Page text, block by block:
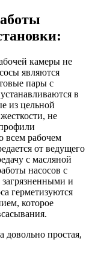
камеры не
являются
пары с
в
из цельной
не
всем рабочем
от ведущего
с масляной
насосов с
и
герметизуются
которое
простая,